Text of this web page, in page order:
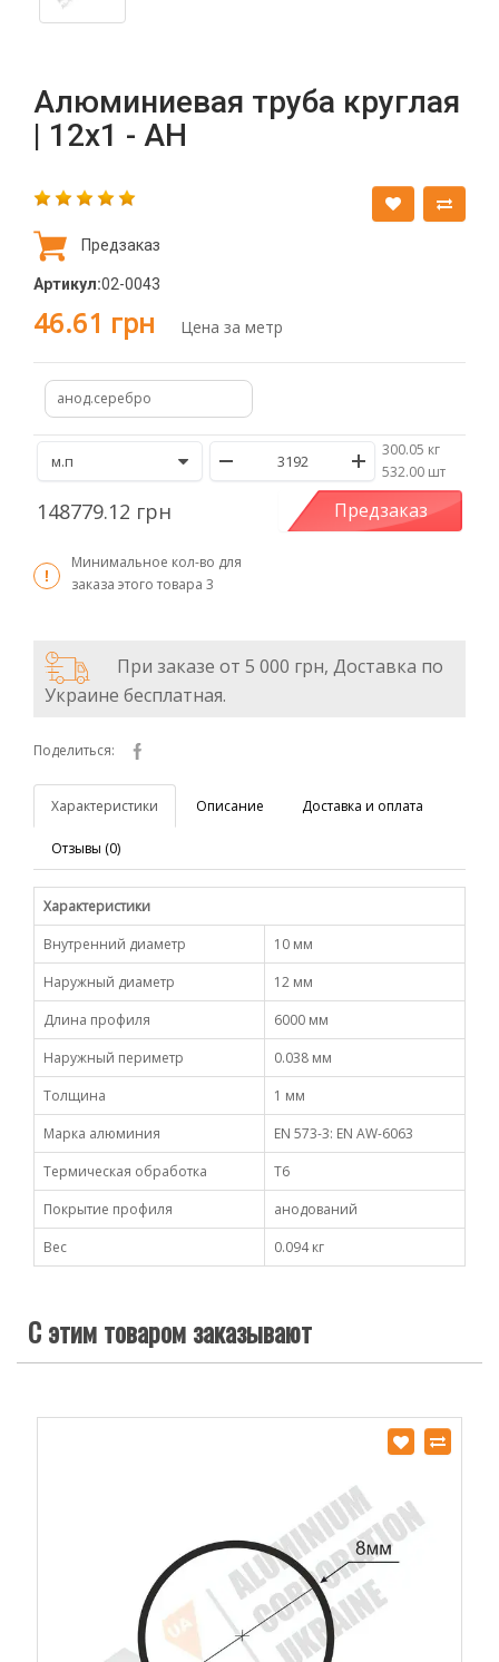
Алюминиевая труба круглая
| 12х1 - АН
Предзаказ
Артикул:02-0043
46.61 грн Цена за метр
анод.серебро
300.05 кг
/532.00 шт
148779.12 грн Предзаказ
Минимальное кол-во для
заказа этого товара 3
При заказе от 5 000 грн, Доставка по
Украине бесплатная.
Поделиться:
Характеристики Описание Доставка и оплата
Отзывы (0)
Характеристики
Внутренний диаметр
10 мм
Наружный диаметр
12 мм
Длина профиля
6000 мм
Наружный периметр
0.038 мм
Толщина
1 мм
Марка алюминия
EN 573-3: EN AW-6063
Термическая обработка
Т6
Покрытие профиля
анодований
Вес
0.094 кг
С этим товаром заказывают